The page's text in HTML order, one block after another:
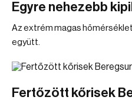
Egyre nehezebb
Az extrém magas
együtt.
Fertőzött kőrisek